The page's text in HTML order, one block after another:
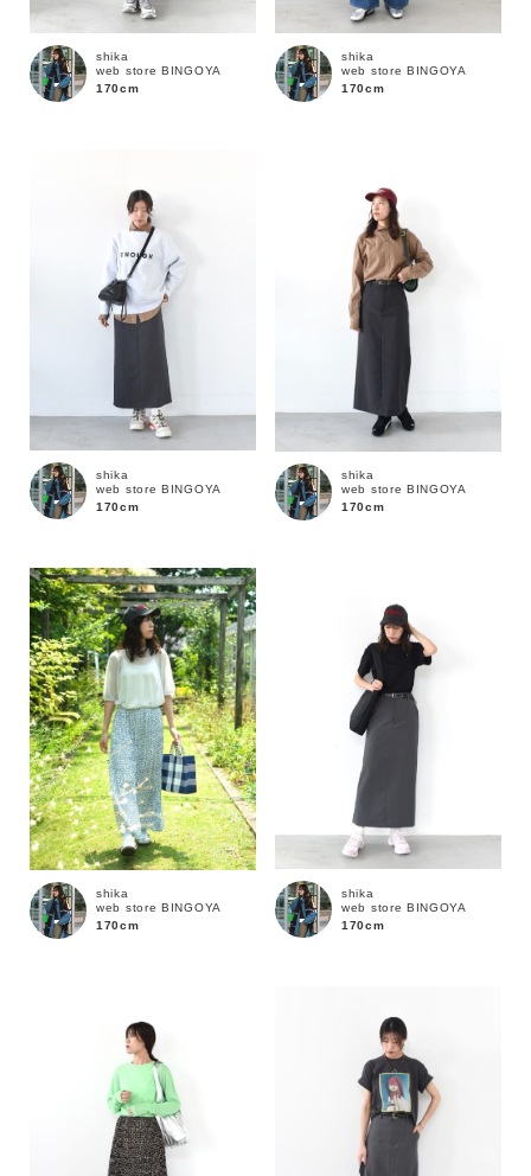
キーワード
MENS
ブランド
shika
web store BINGOYA
170cm
shika
web store BINGOYA
170cm
shika
web store BINGOYA
170cm
shika
web store BINGOYA
170cm
shika
web store BINGOYA
170cm
shika
web store BINGOYA
170cm